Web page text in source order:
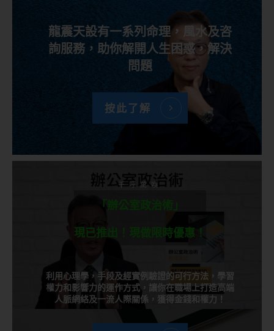
龍震天設有一系列命理，風水及咨
詢服務，助你解開人生困惑，解決
問題
按此了解
千呼萬喚
「辦公室政治術」
現已推出！現做限時優惠！
利用心理學，手段及經實例驗證的可行方法，學習
權力和影響力的運作方式，讓你在職場上打造高端
人脈網絡及一流人際關係，獲得金錢和權力！